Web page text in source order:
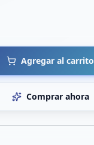
Agregar al carrito
Comprar ahora